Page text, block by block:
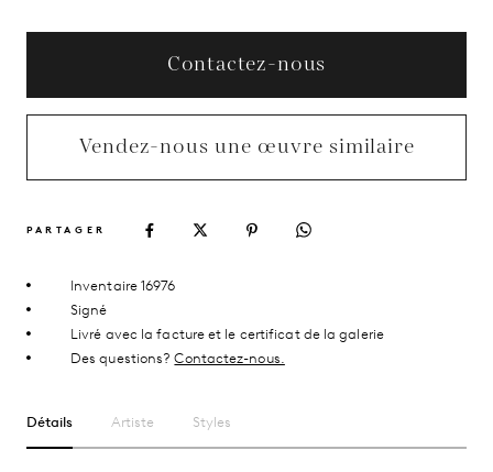
Contactez-nous
Vendez-nous une œuvre similaire
PARTAGER
Inventaire 16976
Signé
Livré avec la facture et le certificat de la galerie
Des questions?Contactez-nous.
Détails Artiste Styles